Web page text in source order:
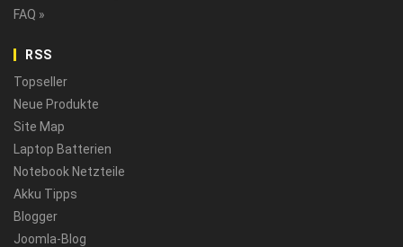
FAQ »
RSS
Topseller
Neue Produkte
Site Map
Laptop Batterien
Notebook Netzteile
Akku Tipps
Blogger
Joomla-Blog